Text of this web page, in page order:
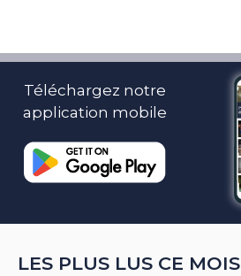
Téléchargez notre
application mobile
LES PLUS LUS CE MOIS